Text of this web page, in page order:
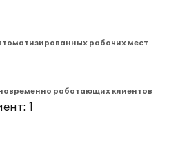
рабочих мест
работающих клиентов
1